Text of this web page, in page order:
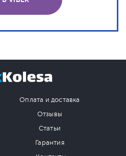
Оплата и доставка
Отзывы
Статьи
Гарантия